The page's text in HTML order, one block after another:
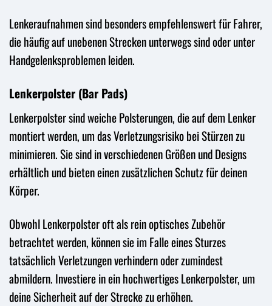
Lenkeraufnahmen sind besonders empfehlenswert für Fahrer,
die häufig auf unebenen Strecken unterwegs sind oder unter
Handgelenksproblemen leiden.
Lenkerpolster (Bar Pads)
Lenkerpolster sind weiche Polsterungen, die auf dem Lenker
montiert werden, um das Verletzungsrisiko bei Stürzen zu
minimieren. Sie sind in verschiedenen Größen und Designs
erhältlich und bieten einen zusätzlichen Schutz für deinen
Körper.
Obwohl Lenkerpolster oft als rein optisches Zubehör
betrachtet werden, können sie im Falle eines Sturzes
tatsächlich Verletzungen verhindern oder zumindest
abmildern. Investiere in ein hochwertiges Lenkerpolster, um
deine Sicherheit auf der Strecke zu erhöhen.